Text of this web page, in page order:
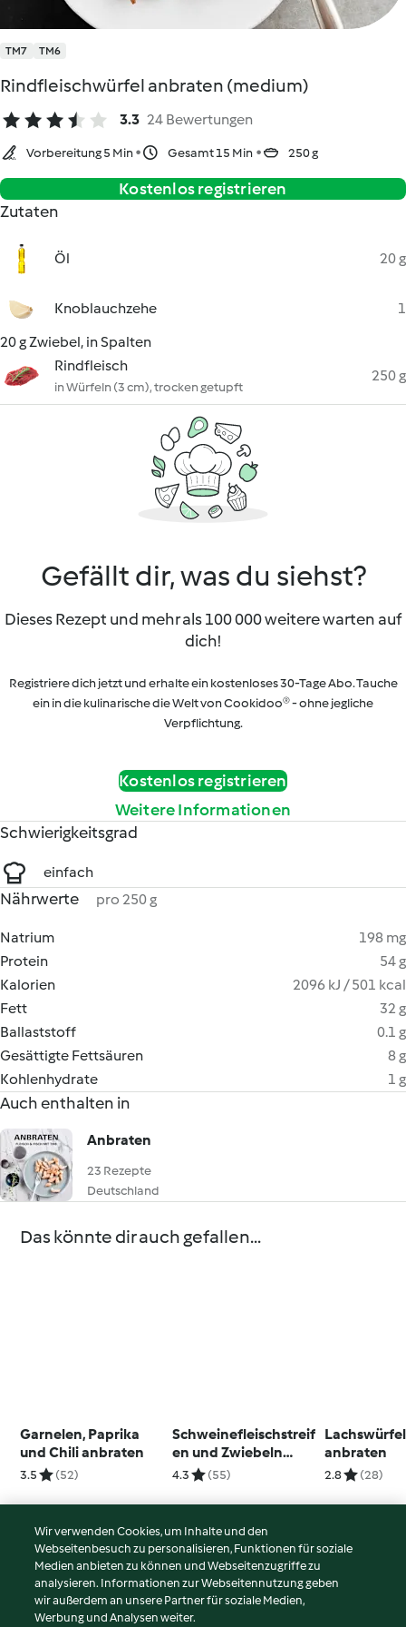
TM7 TM6
Rindfleischwürfel anbraten (medium)
3.3 24 Bewertungen
Vorbereitung 5 Min Gesamt 15 Min 250 g
Kostenlos registrieren
Zutaten
Öl 20 g
Knoblauchzehe
1
20 g Zwiebel, in Spalten
Rindfleisch
in Würfeln (3 cm), trocken getupft
250 g
Gefällt dir, was du siehst?
Dieses Rezept und mehr als 100 000 weitere warten auf
dich!
Registriere dich jetzt und erhalte ein kostenloses 30-Tage Abo. Tauche
ein in die kulinarische die Welt von Cookidoo® - ohne jegliche
Verpflichtung.
Kostenlos registrieren
Weitere Informationen
Schwierigkeitsgrad
einfach
Nährwerte pro 250 g
Natrium
198 mg
Protein
54 g
Kalorien
2096 kJ / 501 kcal
Fett
32 g
Ballaststoff
0.1 g
Gesättigte Fettsäuren
8 g
Kohlenhydrate
1 g
Auch enthalten in
Anbraten
23 Rezepte
Deutschland
Das könnte dir auch gefallen...
Garnelen, Paprika
und Chili anbraten
3.5 (52)
Schweinefleischstreif
en und Zwiebeln
anbraten
4.3 (55)
Lachswürfel
anbraten
2.8 (28)
© Copyright 2026
Nutzungsbedingungen
Datenschutzrichtlinien
Wir verwenden Cookies, um Inhalte und den
Webseitenbesuch zu personalisieren, Funktionen für soziale
Medien anbieten zu können und Webseitenzugriffe zu
analysieren. Informationen zur Webseitennutzung geben
wir außerdem an unsere Partner für soziale Medien,
Werbung und Analysen weiter.